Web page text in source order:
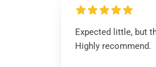
Expected little, but
Highly recommend.